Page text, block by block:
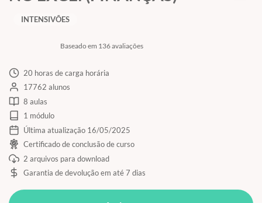
Baseado em 136 avaliações
INTENSIVÕES
20 horas de carga horária
17762 alunos
8 aulas
1 módulo
Última atualização 16/05/2025
Certificado de conclusão de curso
2 arquivos para download
Garantia de devolução em até 7 dias